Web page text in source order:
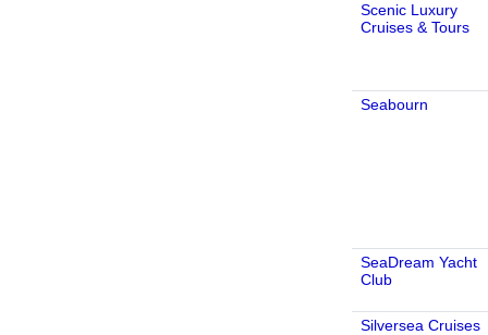
Scenic Luxury
Cruises & Tours
Seabourn
SeaDream Yacht
Club
Silversea Cruises